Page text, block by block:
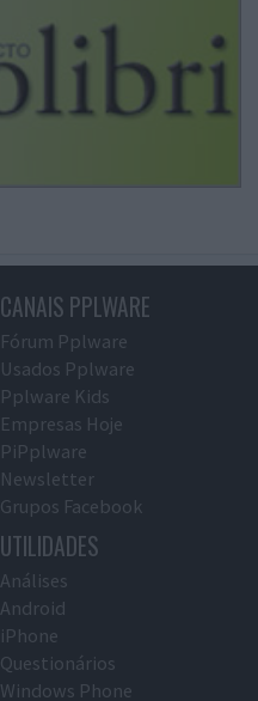
CANAIS PPLWARE
Fórum Pplware
Usados Pplware
Pplware Kids
Empresas Hoje
PiPplware
Newsletter
Grupos Facebook
UTILIDADES
Análises
Android
iPhone
Questionários
Windows Phone